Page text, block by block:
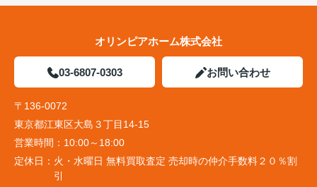
オリンピアホーム株式会社
03-6807-0303 お問い合わせ
〒136-0072
東京都江東区大島３丁目14-15
営業時間： 10:00～18:00
定休日： 火・水曜日 無料買取査定 売却時の仲介手数料２０％割
引